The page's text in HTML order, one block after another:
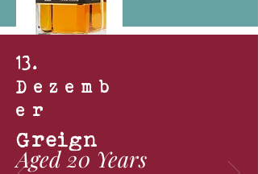
13.
Dezemb
er
Greign
Aged 20 Years